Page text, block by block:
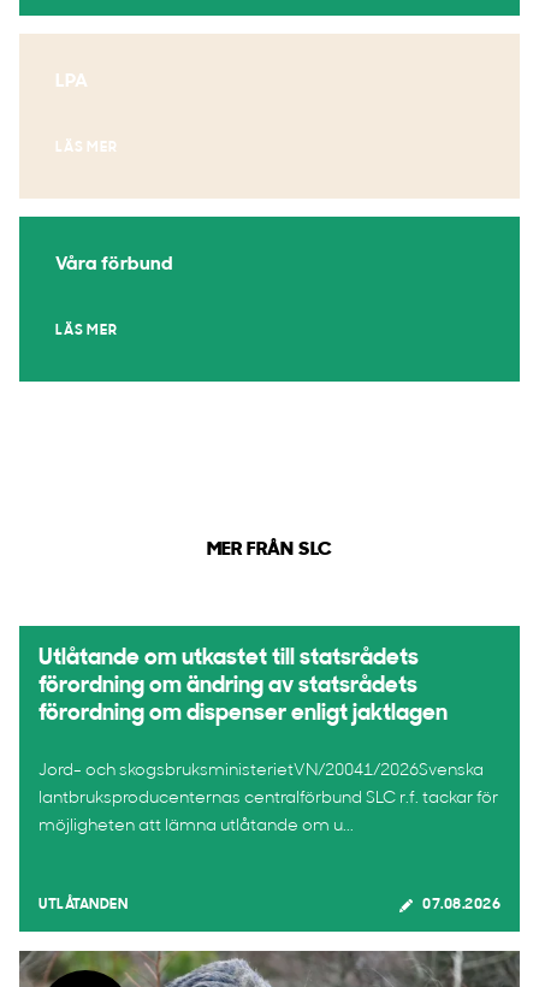
LPA
LÄS MER
Våra förbund
LÄS MER
MER FRÅN SLC
Utlåtande om utkastet till statsrådets
förordning om ändring av statsrådets
förordning om dispenser enligt jaktlagen
Jord- och skogsbruksministerietVN/20041/2026Svenska
lantbruksproducenternas centralförbund SLC r.f. tackar för
möjligheten att lämna utlåtande om u...
UTLÅTANDEN 07.08.2026